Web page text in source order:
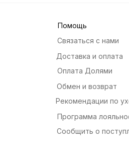
Помощь
Связаться с нами
Программа
Доставка и оплата
Обмен и возврат
Рекомендации по
Сообщить о
Оплата Долями